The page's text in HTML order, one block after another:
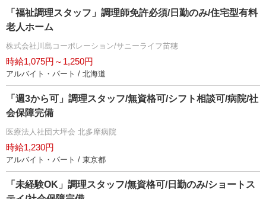
「福祉調理スタッフ」調理師免許必須/日勤のみ/住宅型有料
老人ホーム
株式会社川島コーポレーション/サニーライフ苗穂
時給1,075円～1,250円
アルバイト・パート / 北海道
「週3から可」調理スタッフ/無資格可/シフト相談可/病院/社
会保障完備
医療法人社団大坪会 北多摩病院
時給1,230円
アルバイト・パート / 東京都
「未経験OK」調理スタッフ/無資格可/日勤のみ/ショートス